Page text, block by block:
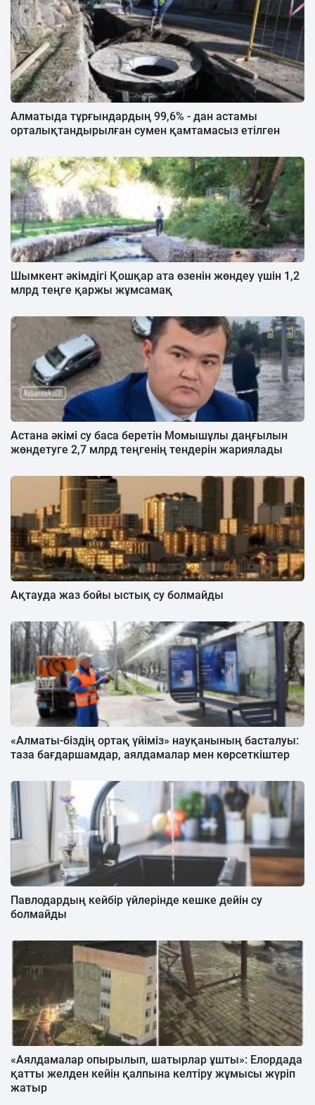
Алматыда тұрғындардың 99,6% - дан астамы
орталықтандырылған сумен қамтамасыз етілген
Шымкент әкімдігі Қошқар ата өзенін жөндеу үшін 1,2
млрд теңге қаржы жұмсамақ
Астана әкімі су баса беретін Момышұлы даңғылын
жөндетуге 2,7 млрд теңгенің тендерін жариялады
Ақтауда жаз бойы ыстық су болмайды
«Алматы-біздің ортақ үйіміз» науқанының басталуы:
таза бағдаршамдар, аялдамалар мен көрсеткіштер
Павлодардың кейбір үйлерінде кешке дейін су
болмайды
«Аялдамалар опырылып, шатырлар ұшты»: Елордада
қатты желден кейін қалпына келтіру жұмысы жүріп
жатыр